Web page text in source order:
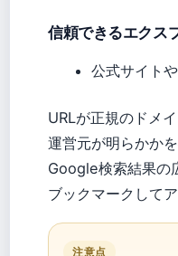
信頼できるエクス
公式サイト
URLが正規のドメ
運営元が明らかか
Google検索結果の
ブックマークして
注意点